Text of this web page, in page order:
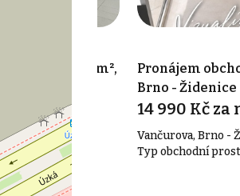
prostoru 50 m²,
50 m²
Pronájem
Brno - Židenice
14 990 Kč za
Vančurova, Brno -
Typ obchodní